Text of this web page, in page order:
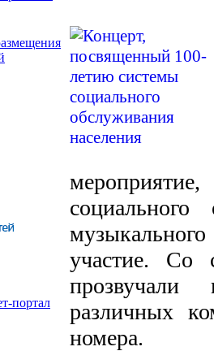
участие. Со
различных
номера.